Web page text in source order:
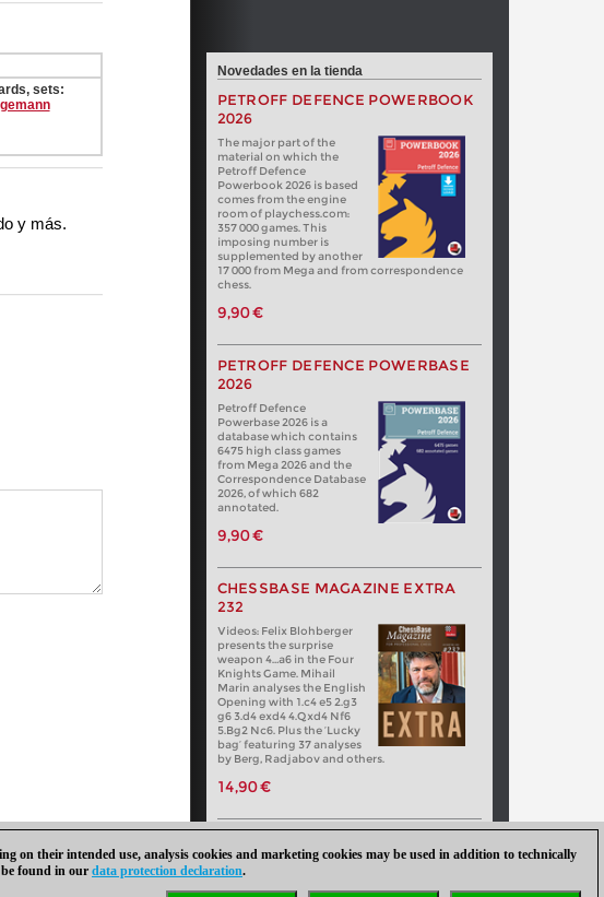
sets:
y más.
Novedades en la tienda
PETROFF DEFENCE POWERBOOK
2026
The major part of the
material on which the
Petroff Defence
Powerbook 2026 is based
comes from the engine
room of playchess.com:
357 000 games. This
imposing number is
supplemented by another
17 000 from Mega and from correspondence
chess.
9,90 €
PETROFF DEFENCE POWERBASE
2026
Petroff Defence
Powerbase 2026 is a
database which contains
6475 high class games
from Mega 2026 and the
Correspondence Database
2026, of which 682
annotated.
9,90 €
CHESSBASE MAGAZINE EXTRA
232
Videos: Felix Blohberger
presents the surprise
weapon 4…a6 in the Four
Knights Game. Mihail
Marin analyses the English
Opening with 1.c4 e5 2.g3
g6 3.d4 exd4 4.Qxd4 Nf6
5.Bg2 Nc6. Plus the ‘Lucky
bag’ featuring 37 analyses
by Berg, Radjabov and others.
14,90 €
on their intended use, analysis cookies and marketing cookies may be used in addition to technically
found in our data protection declaration.